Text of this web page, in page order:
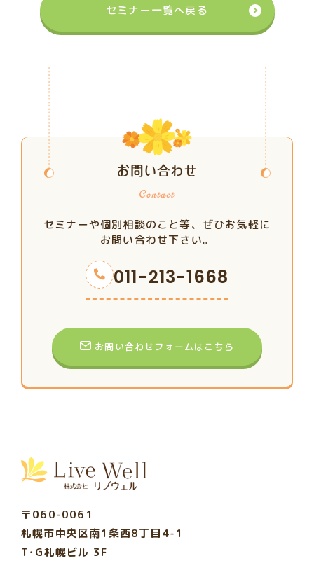
セミナー一覧へ戻る
お問い合わせ
セミナーや個別相談のこと等、ぜひお気軽に
お問い合わせ下さい。
011-213-1668
お問い合わせフォームはこちら
〒060-0061
札幌市中央区南1条西8丁目4-1
T･G札幌ビル 3F